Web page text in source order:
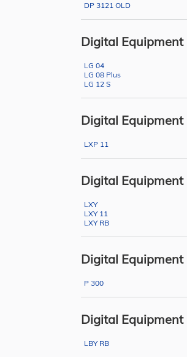
DP 3121 OLD
Digital Equipment
LG 04
LG 08 Plus
LG 12 S
Digital Equipment
LXP 11
Digital Equipment
LXY
LXY 11
LXY RB
Digital Equipment
P 300
Digital Equipment
LBY RB